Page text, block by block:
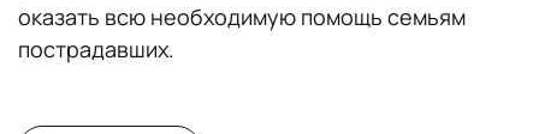
оказать всю необходимую помощь семьям
пострадавших.